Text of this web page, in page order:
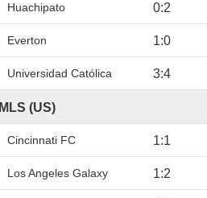
Huachipato 0:2
Everton 1:0
Universidad Católica 3:4
MLS (US)
Cincinnati FC 1:1
Los Angeles Galaxy 1:2